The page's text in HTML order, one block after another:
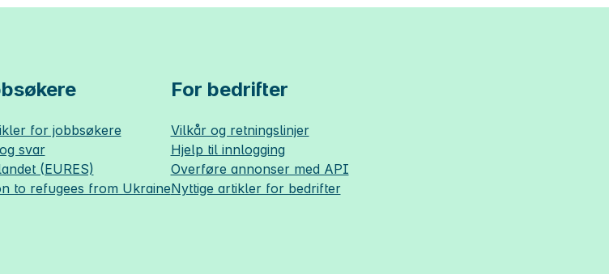
for jobbsøkere
svar
(EURES)
to refugees from Ukraine
For bedrifter
Vilkår og retningslinjer
Hjelp til innlogging
Overføre annonser med API
Nyttige artikler for bedrifter